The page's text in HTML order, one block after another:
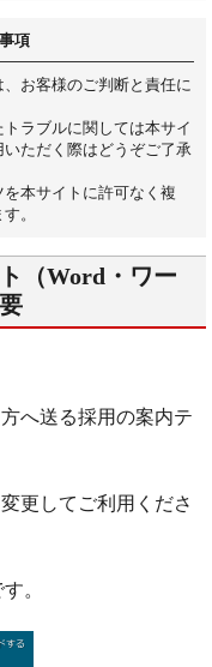
項
お客様のご判断と責任に
ラブルに関しては本サイ
ただく際はどうぞご了承
本サイトに許可なく複
。
（Word・ワー
へ送る採用の案内テ
更してご利用くださ
。